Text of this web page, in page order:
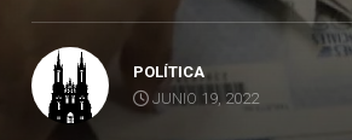
POLÍTICA
JUNIO 19, 2022